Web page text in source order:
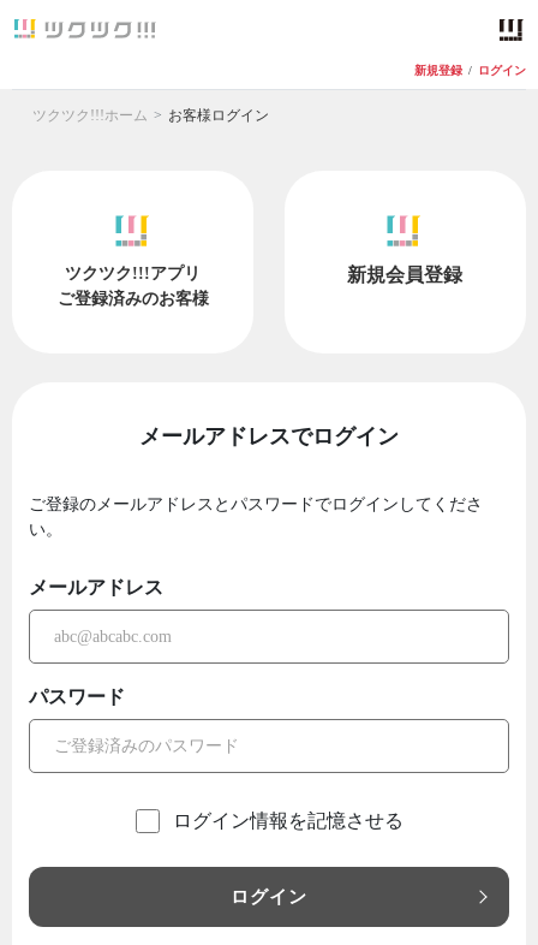
新規登録 / ログイン
ツクツク!!!ホーム お客様ログイン
ツクツク!!!アプリ
ご登録済みのお客様
新規会員登録
メールアドレスでログイン
ご登録のメールアドレスとパスワードでログインしてくださ
い。
メールアドレス
パスワード
ログイン情報を記憶させる
ログイン